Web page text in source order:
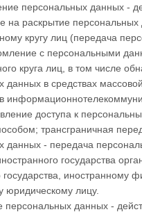
персональных данных -
на раскрытие персональных
кругу лиц (передача
с персональными
круга лиц, в том числе
данных в средствах
доступа к
трансграничная
данных - передача
государства
государства, иностранному
юридическому лицу.
персональных данных -